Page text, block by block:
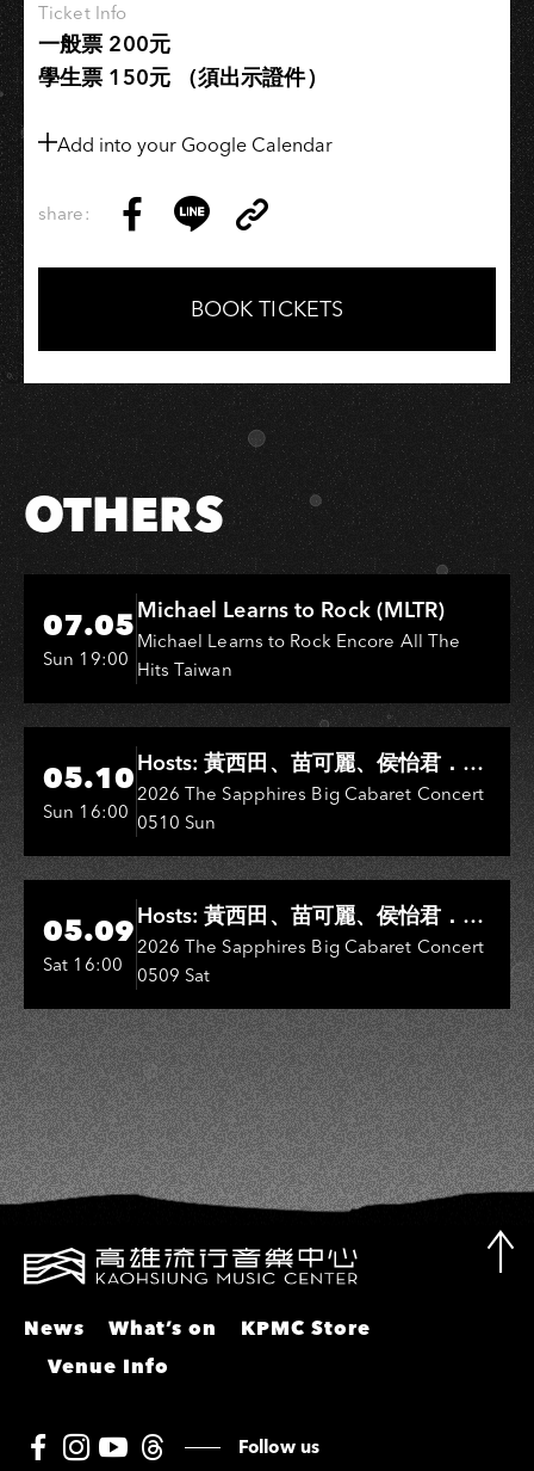
醒
Ticket Info
一般票 200元
學生票 150元 （須出示證件）
Add into your Google Calendar
share:
on
Facebook
on
LINE
Link
Copy
BOOK TICKETS
OTHERS
Hi-Ing Music Hall
07.05
Sun 19:00
Michael Learns to Rock (MLTR)
Michael Learns to Rock Encore All The
Hits Taiwan
Hi-Ing Music Hall
05.10
Sun 16:00
Hosts: 黃西田、苗可麗、侯怡君．
Entertainers: 葉啟田、鳥來嬤-吳
敏、王彩樺、王瑞霞、吳淑敏、施文
彬、邵大倫、曹雅雯、陳孟賢、黃露
瑤
2026 The Sapphires Big Cabaret Concert
0510 Sun
Hi-Ing Music Hall
05.09
Sat 16:00
Hosts: 黃西田、苗可麗、侯怡君．
Entertainers: 葉啟田、鳥來嬤-吳
敏、張秀卿、王彩樺、吳淑敏、施文
彬、邵大倫、曹雅雯、陳孟賢、黃露
瑤
2026 The Sapphires Big Cabaret Concert
0509 Sat
News What’s on
KPMC Store
Venue Info
Follow us